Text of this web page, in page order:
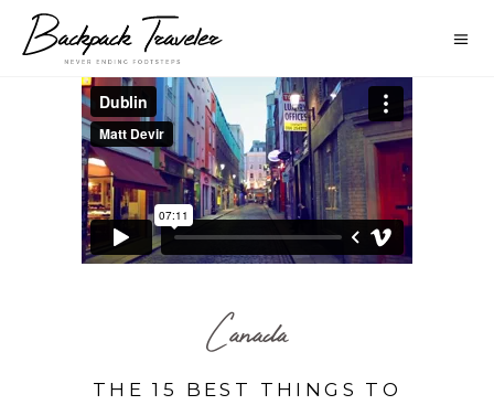
Canada
THE 15 BEST THINGS TO